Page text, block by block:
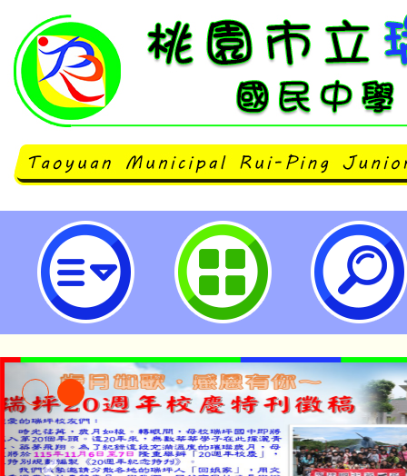
neilrpjhstyc網站設計者：徐嘉